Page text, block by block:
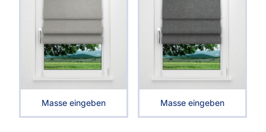
Masse eingeben Masse eingeben